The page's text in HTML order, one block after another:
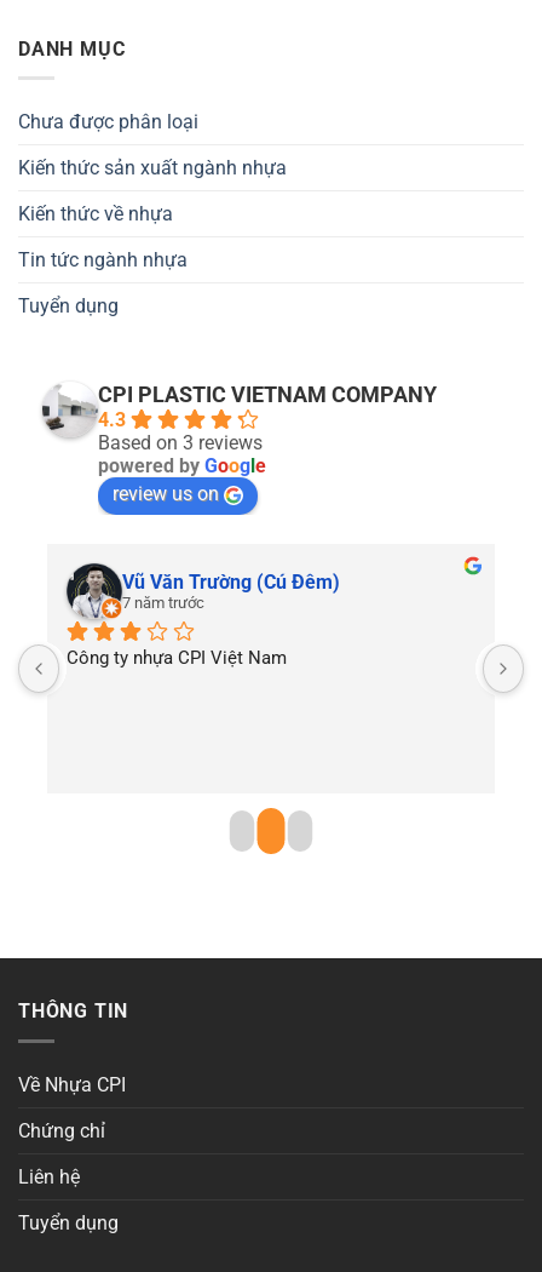
DANH MỤC
Chưa được phân loại
Kiến thức sản xuất ngành nhựa
Kiến thức về nhựa
Tin tức ngành nhựa
Tuyển dụng
CPI PLASTIC VIETNAM COMPANY
4.3
Based on 3 reviews
powered by Goog e
review us on
Vũ Văn Trường (Cú Đêm)
7 năm trước
Công ty nhựa CPI Việt Nam
THÔNG TIN
Về Nhựa CPI
Chứng chỉ
Liên hệ
Tuyển dụng